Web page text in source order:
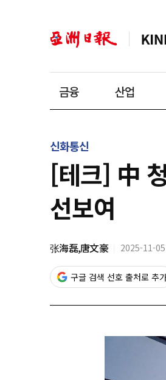
금융 산업
신화통신
[테크] 中
선보여
张海磊,唐文豪 2025-11-
구글 검색 선호 출처로 추